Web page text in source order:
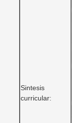
Sintesis
curricular: